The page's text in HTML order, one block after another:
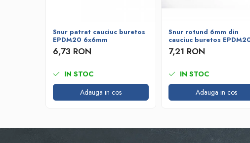
Produse Siguranta Traficului
Stalpi pietonali
Conuri reflectorizante
Limitatore de viteza
Covorase de intrare
Promotii
Snur patrat cauciuc buretos
EPDM20 6x6mm
6,73 RON
IN STOC
Adauga in cos
Snur rotund 6mm din
cauciuc buretos
7,21 RON
IN STOC
Adauga in cos